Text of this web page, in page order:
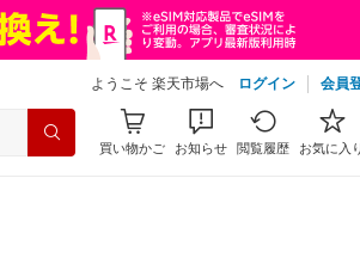
ようこそ 楽天市場へ ログイン 会員
買い物かご お知らせ 閲覧履歴 お気に入